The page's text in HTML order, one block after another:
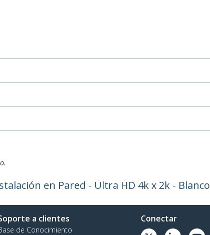
en Pared - Ultra HD 4k x 2k - Blanco
a clientes
de Conocimiento
Conectar